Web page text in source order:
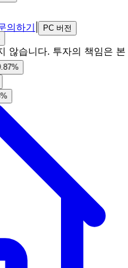
%
의하기 PC 버전
않습니다. 투자의 책임은 본